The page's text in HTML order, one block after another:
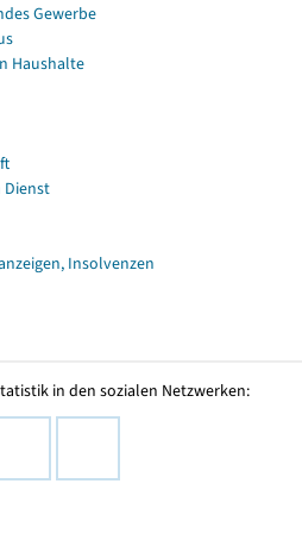
Gewerbe
Haushalte
Insolvenzen
in den sozialen Netzwerken: